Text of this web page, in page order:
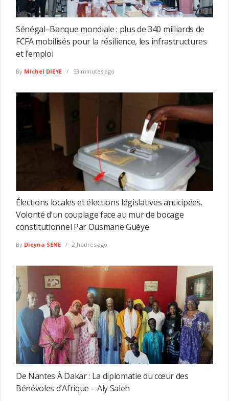
Sénégal–Banque mondiale : plus de 340 milliards de
FCFA mobilisés pour la résilience, les infrastructures
et l’emploi
By Michel DIEYE 53 minutes ago
Élections locales et élections législatives anticipées.
Volonté d’un couplage face au mur de bocage
constitutionnel Par Ousmane Guèye
By Dieyna SENE 2 heures ago
De Nantes À Dakar : La diplomatie du cœur des
Bénévoles d’Afrique – Aly Saleh